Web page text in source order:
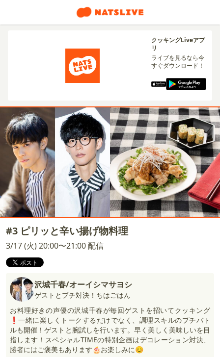
クッキングLiveアプ
リ
ライブを見るなら今
すぐダウンロード！
#3 ピリッと辛い揚げ物料理
3/17 (火) 20:00〜21:00 配信
沢城千春/オーイシマサヨシ
ゲストとプチ対決！ちはごはん
お料理好きの声優の沢城千春が毎回ゲストを招いてクッキング
❗一緒に楽しくトークするだけでなく、調理スキルのプチバト
ルも開催！ゲストと腕試しを行います。早く美しく美味しいを目
指します！スペシャルTIMEの特別企画はデコレーション対決、
勝者にはご褒美もあります🎂お楽しみに😊